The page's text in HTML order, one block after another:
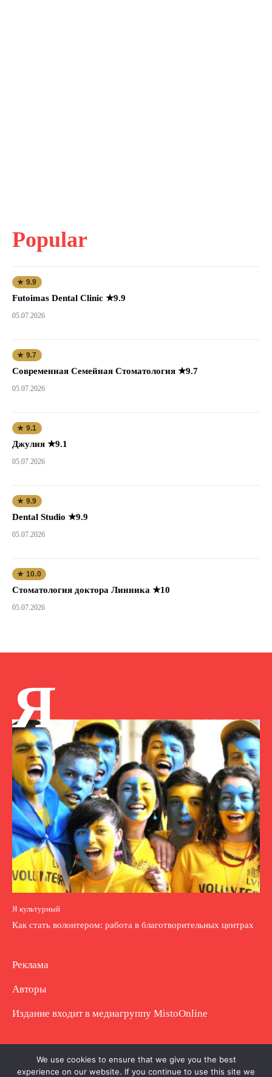
Popular
★ 9.9
Futoimas Dental Clinic ★9.9
05.07.2026
★ 9.7
Современная Семейная Стоматология ★9.7
05.07.2026
★ 9.1
Джулия ★9.1
05.07.2026
★ 9.9
Dental Studio ★9.9
05.07.2026
★ 10.0
Стоматология доктора Линника ★10
05.07.2026
Я
Я культурный
Как стать волонтером: работа в благотворительных центрах
Реклама
Авторы
Издание входит в медиагруппу MistoOnline
Copyright © Полное использование материала
запрещено. Частично разрешено с гиперссылкой.
We use cookies to ensure that we give you the best
experience on our website. If you continue to use this site we